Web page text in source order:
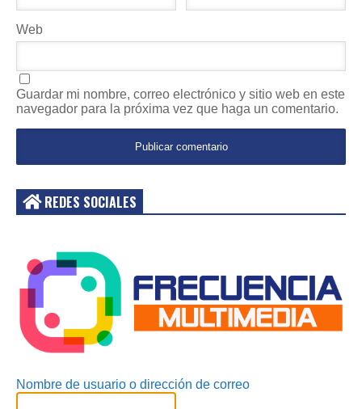
Web
Guardar mi nombre, correo electrónico y sitio web en este
navegador para la próxima vez que haga un comentario.
REDES SOCIALES
Nombre de usuario o dirección de correo